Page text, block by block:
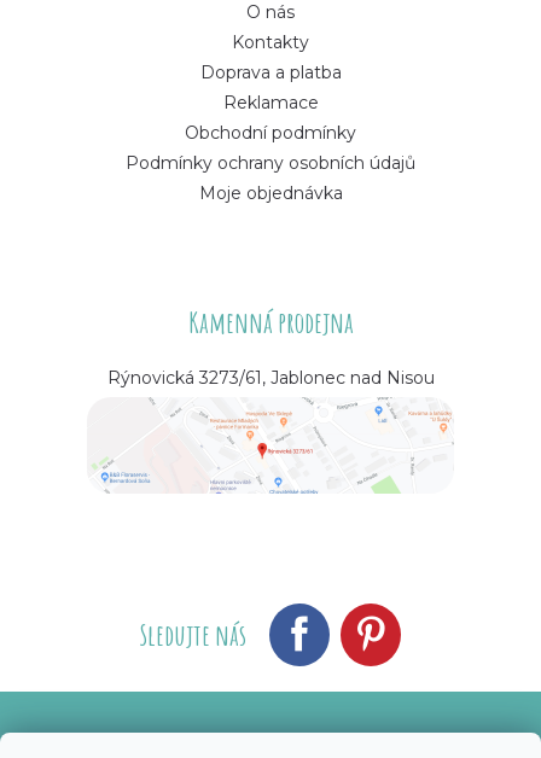
O nás
Kontakty
Doprava a platba
Reklamace
Obchodní podmínky
Podmínky ochrany osobních údajů
Moje objednávka
Kamenná prodejna
Rýnovická 3273/61, Jablonec nad Nisou
Sledujte nás